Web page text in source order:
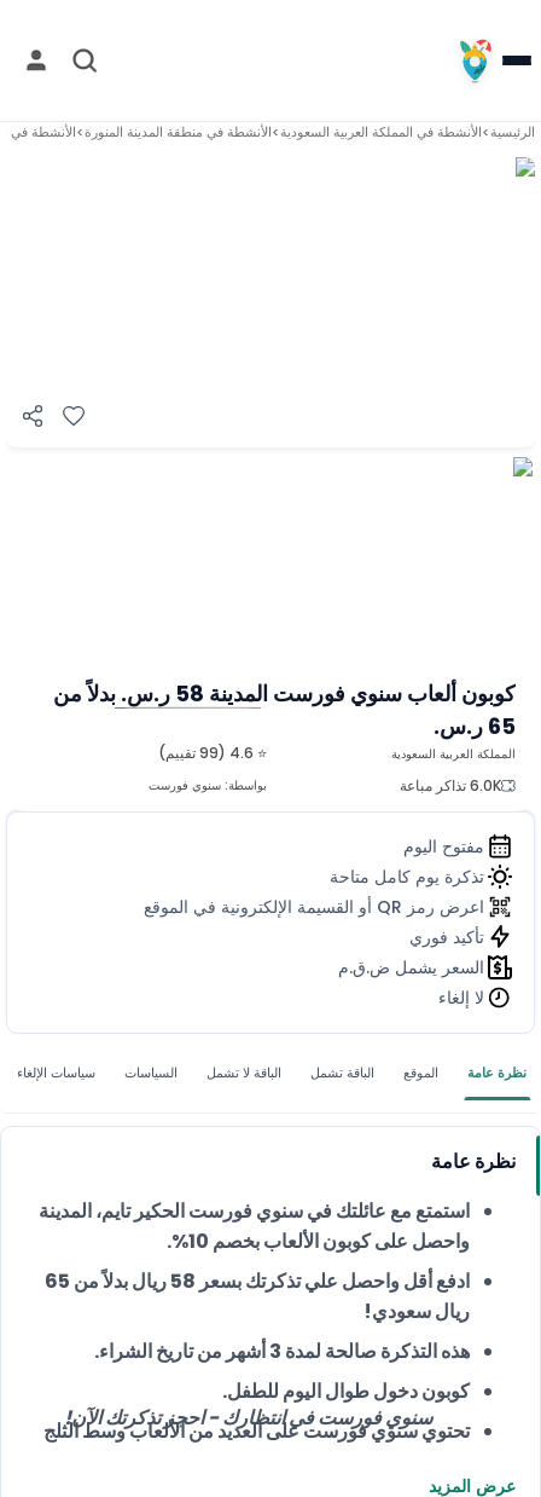
الرئيسية>الأنشطة في المملكة العربية السعودية>الأنشطة في منطقة المدينة المنورة>الأنشطة في
كوبون ألعاب سنوي فورست المدينة 58 ر.س. بدلاً من
65 ر.س.
⭐ 4.6 (99 تقييم)
6.0K تذاكر مباعة
بواسطة: سنوي فورست
المملكة العربية السعودية
مفتوح اليوم
تذكرة يوم كامل متاحة
اعرض رمز QR أو القسيمة الإلكترونية في الموقع
تأكيد فوري
السعر يشمل ض.ق.م
لا إلغاء
نظرة عامة الموقع الباقة تشمل الباقة لا تشمل السياسات سياسات الإلغاء
نظرة عامة
استمتع مع عائلتك في سنوي فورست الحكير تايم، المدينة
واحصل على كوبون الألعاب بخصم 10%.
ادفع أقل واحصل علي تذكرتك بسعر 58 ريال بدلاً من 65
ريال سعودي!
هذه التذكرة صالحة لمدة 3 أشهر من تاريخ الشراء.
كوبون دخول طوال اليوم للطفل.
تحتوي سنوي فورست على العديد من الألعاب وسط الثلج
سنوي فورست في انتظارك - احجز تذكرتك الآن!
عرض المزيد